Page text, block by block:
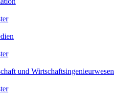
und Wirtschaftsingenieurwesen